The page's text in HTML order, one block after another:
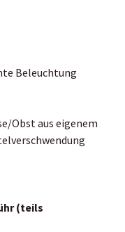
Beleuchtung
Obst aus eigenem
(teils